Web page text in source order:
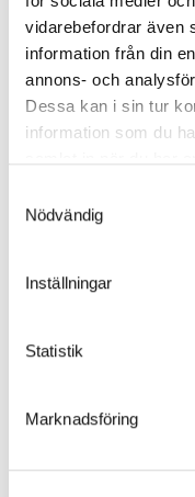
vidarebefordrar även
information från din
annons- och
Dessa kan i sin tur
information som du
Nödvändig
Inställningar
Statistik
Marknadsföring